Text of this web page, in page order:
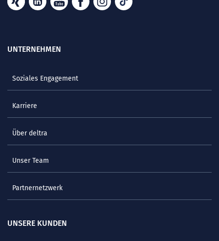
UNTERNEHMEN
Soziales Engagement
Karriere
Über deltra
Unser Team
Partnernetzwerk
UNSERE KUNDEN